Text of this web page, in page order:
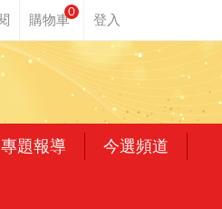
0
專題報導 今選頻道